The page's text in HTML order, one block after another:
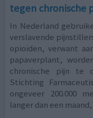
tegen chronische
In Nederland
verslavende
opioïden, verwant
papaverplant,
chronische pijn te
Stichting
ongeveer 200.000
langer dan een